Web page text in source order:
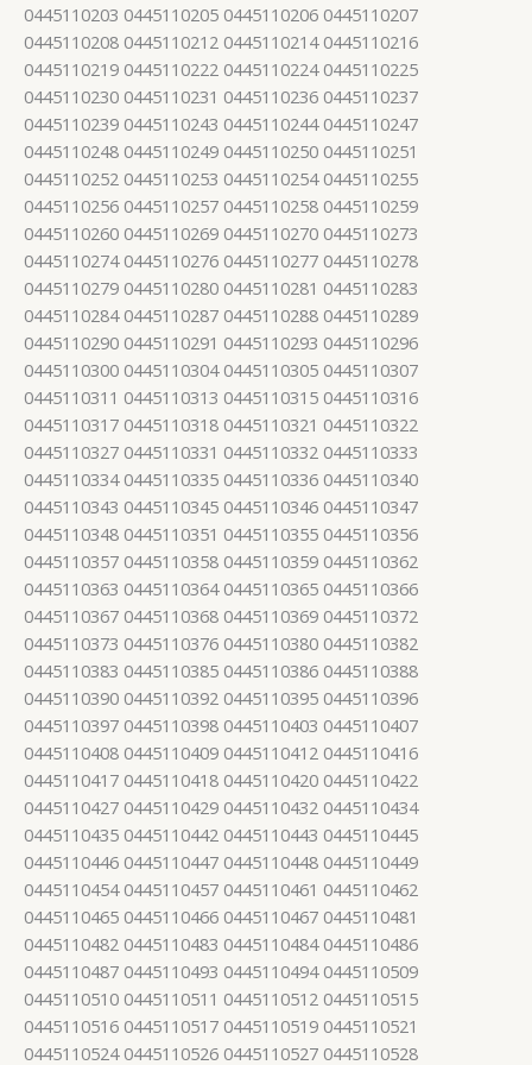
0445110203 0445110205 0445110206 0445110207
0445110208 0445110212 0445110214 0445110216
0445110219 0445110222 0445110224 0445110225
0445110230 0445110231 0445110236 0445110237
0445110239 0445110243 0445110244 0445110247
0445110248 0445110249 0445110250 0445110251
0445110252 0445110253 0445110254 0445110255
0445110256 0445110257 0445110258 0445110259
0445110260 0445110269 0445110270 0445110273
0445110274 0445110276 0445110277 0445110278
0445110279 0445110280 0445110281 0445110283
0445110284 0445110287 0445110288 0445110289
0445110290 0445110291 0445110293 0445110296
0445110300 0445110304 0445110305 0445110307
0445110311 0445110313 0445110315 0445110316
0445110317 0445110318 0445110321 0445110322
0445110327 0445110331 0445110332 0445110333
0445110334 0445110335 0445110336 0445110340
0445110343 0445110345 0445110346 0445110347
0445110348 0445110351 0445110355 0445110356
0445110357 0445110358 0445110359 0445110362
0445110363 0445110364 0445110365 0445110366
0445110367 0445110368 0445110369 0445110372
0445110373 0445110376 0445110380 0445110382
0445110383 0445110385 0445110386 0445110388
0445110390 0445110392 0445110395 0445110396
0445110397 0445110398 0445110403 0445110407
0445110408 0445110409 0445110412 0445110416
0445110417 0445110418 0445110420 0445110422
0445110427 0445110429 0445110432 0445110434
0445110435 0445110442 0445110443 0445110445
0445110446 0445110447 0445110448 0445110449
0445110454 0445110457 0445110461 0445110462
0445110465 0445110466 0445110467 0445110481
0445110482 0445110483 0445110484 0445110486
0445110487 0445110493 0445110494 0445110509
0445110510 0445110511 0445110512 0445110515
0445110516 0445110517 0445110519 0445110521
0445110524 0445110526 0445110527 0445110528